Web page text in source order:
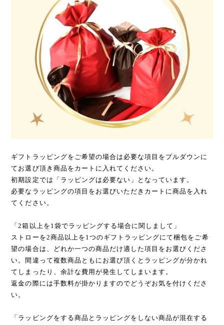
ギフトラッピングをご希望の場合は必要な項目をプルダウンに
てお選び頂き商品をカートに入れてください。
初期設定では「ラッピングは必要ない」となっています。
必要なラッピングの項目をお選びいただきカートに商品を入れ
てください。
「2箱以上を1袋でラッピングする場合に関しまして」
ストローを2商品以上を1つのギフトラッピングにて梱包をご希
望の場合は、どれか一つの商品だけ適した項目をお選びくださ
い。間違って複数商品ともにお選び頂くとラッピングが分かれ
てしまったり、余計な費用が発生してしまいます。
返金の際には手数料が掛かりますのでどうぞお気を付けくださ
い。
「ラッピングをする商品とラッピングをしない商品が混在する